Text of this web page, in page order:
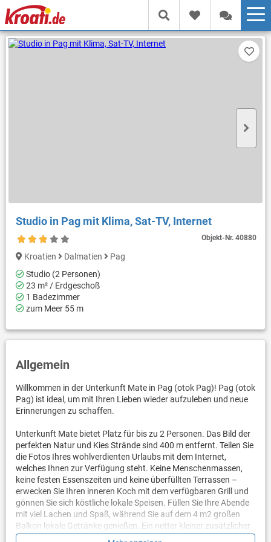
Studio in Pag mit Klima, Sat-TV, Internet
Objekt-Nr.40880
Kroatien Dalmatien
Pag
Studio (2 Personen)
23 m² / Erdgeschoß
1 Badezimmer
zum Meer 55 m
Allgemein
Willkommen in der Unterkunft Mate in Pag (otok Pag)! Pag (otok
Pag) ist ideal, um mit Ihren Lieben wieder aufzuleben und neue
Erinnerungen zu schaffen.
Unterkunft Mate bietet Platz für bis zu 2 Personen. Das Bild der
perfekten Natur und Kies Strände sind 400 m entfernt. Teilen Sie
die Fotos Ihres wohlverdienten Urlaubs mit dem Internet,
welches Ihnen zur Verfügung steht. Keine Menschenmassen,
keine festen Essenszeiten und keine überfüllten Terrassen –
erwecken Sie Ihren inneren Koch mit dem verfügbaren Grill und
gönnen Sie sich köstliche lokale Speisen. Füllen Sie Ihre Abende
mit viel Lachen und Spaß, während Sie auf dem 4 m2 großen
Balkon lokale Getränke genießen. Ein netter kleiner zusätzlicher
Bonus ist der Blick auf Die Grünfläche und den Hof.